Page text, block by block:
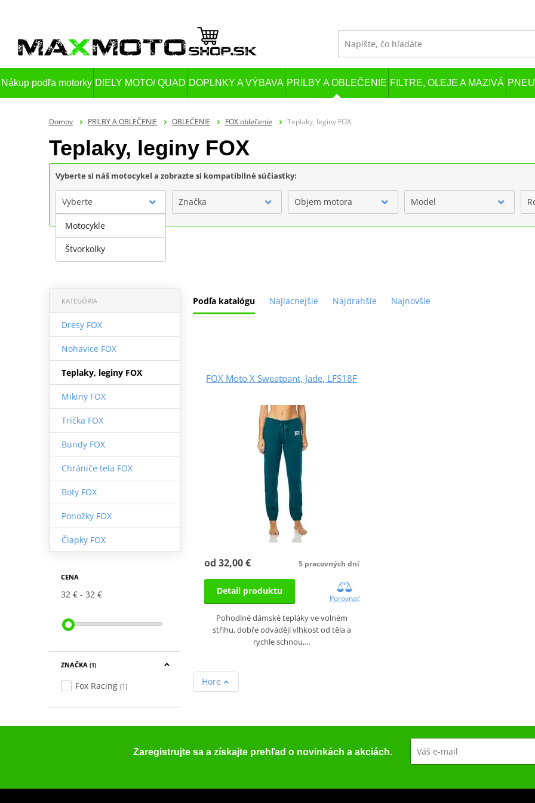
Nákup podľa motorky DIELY MOTO/ QUAD DOPLNKY A VÝBAVA PRILBY A OBLEČENIE FILTRE, OLEJE A MAZIVÁ
Domov PRILBY A OBLEČENIE OBLEČENIE FOX oblečenie Teplaky, leginy FOX
Teplaky, leginy FOX
Vyberte si náš motocykel a zobrazte si kompatibilné súčiastky:
Vyberte Značka Objem motora Model
Podľa katalógu Najlacnejšie Najdrahšie Najnovšie
KATEGÓRIA
Dresy FOX
Nohavice FOX
Teplaky, leginy FOX
Mikiny FOX
Trička FOX
Bundy FOX
Chrániče tela FOX
Boty FOX
Ponožky FOX
Čiapky FOX
CENA
32 € 32 €
ZNAČKA (1)
Fox Racing (1)
FOX Moto X Sweatpant, Jade, LFS18F
od 32,00 € 5 pracovných dní
Detail produktu
Porovnať
Pohodlné dámské tepláky ve volném
střihu, dobře odvádějí vlhkost od těla a
rychle schnou,…
Hore
Zaregistrujte sa a získajte prehľad o novinkách a akciách.
Motocykle
Štvorkolky